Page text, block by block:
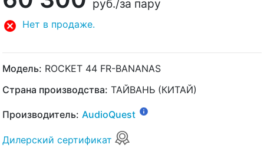
руб./за пару
Нет в продаже.
Модель: ROCKET 44 FR-BANANAS
Страна производства: ТАЙВАНЬ (КИТАЙ)
Производитель: AudioQuest
Дилерский сертификат